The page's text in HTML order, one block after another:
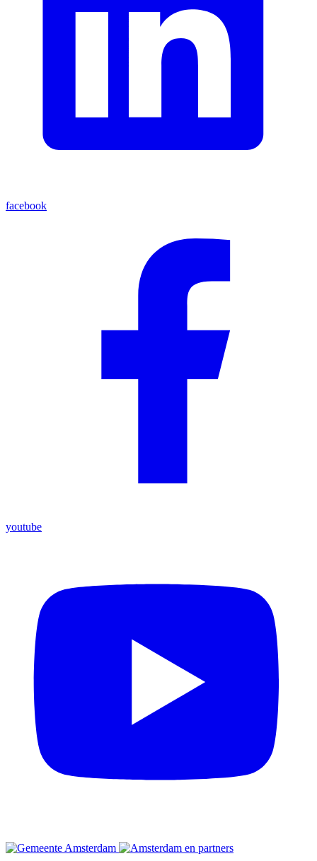
facebook
youtube